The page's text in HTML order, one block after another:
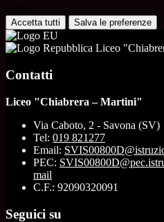
Accetta tutti Salva le preferenze
Liceo
Contatti
Liceo "Chiabrera – Martini"
Via Caboto, 2 - Savona (SV)
Tel: 019 821277
Email:
PEC:
mail
C.F.: 92090320091
Seguici su